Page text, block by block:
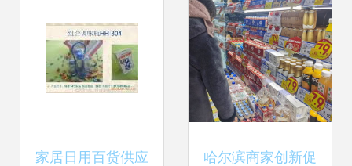
销售
家居日用百货供应 哈尔滨商家创新促